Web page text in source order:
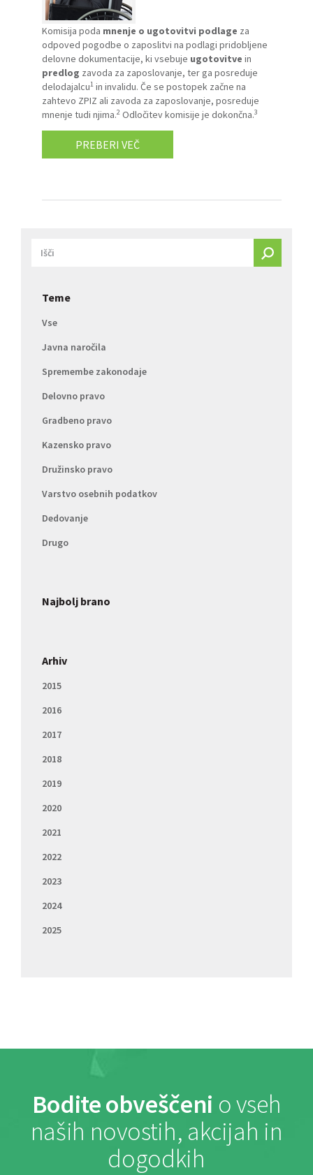
Komisija poda mnenje o ugotovitvi podlage za
odpoved pogodbe o zaposlitvi na podlagi pridobljene
delovne dokumentacije, ki vsebuje ugotovitve in
predlog zavoda za zaposlovanje, ter ga posreduje
delodajalcu1 in invalidu. Če se postopek začne na
zahtevo ZPIZ ali zavoda za zaposlovanje, posreduje
mnenje tudi njima.2 Odločitev komisije je dokončna.3
PREBERI VEČ
Teme
Vse
Javna naročila
Spremembe zakonodaje
Delovno pravo
Gradbeno pravo
Kazensko pravo
Družinsko pravo
Varstvo osebnih podatkov
Dedovanje
Drugo
Najbolj brano
Arhiv
2015
2016
2017
2018
2019
2020
2021
2022
2023
2024
2025
Bodite obveščeni o vseh
naših novostih, akcijah in
dogodkih